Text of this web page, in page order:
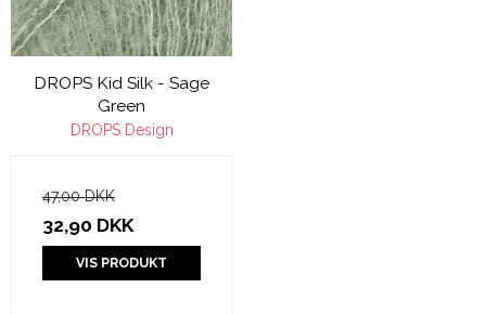
DROPS Kid Silk - Sage
Green
DROPS Design
47,00 DKK
32,90 DKK
VIS PRODUKT